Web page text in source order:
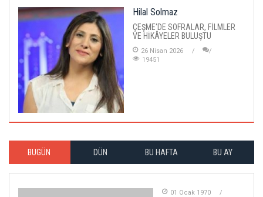
Hilal Solmaz
ÇEŞME'DE SOFRALAR, FİLMLER
VE HİKÂYELER BULUŞTU
26 Nisan 2026
19451
BUGÜN DÜN BU HAFTA BU AY
01 Ocak 1970